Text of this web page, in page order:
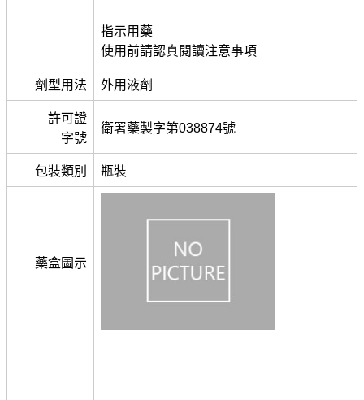
指示用藥
使用前請認真閱讀注意事項
劑型用法 外用液劑
許可證
字號
衛署藥製字第038874號
包裝類別 瓶裝
藥盒圖示